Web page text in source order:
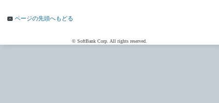
ページの先頭へもどる
© SoftBank Corp. All rights reserved.